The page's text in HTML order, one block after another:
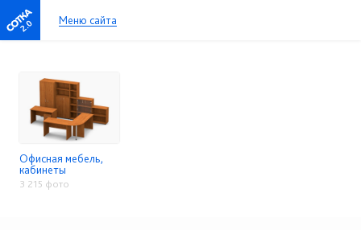
2.0 Меню сайта
Офисная мебель,
кабинеты
3 215 фото